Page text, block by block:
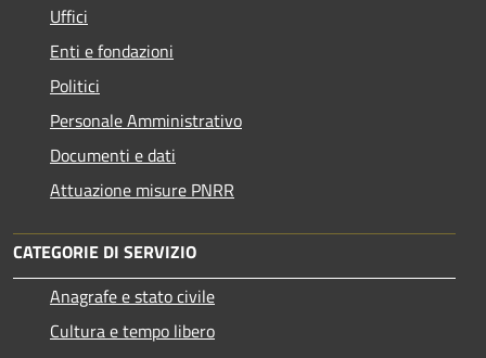
Uffici
Enti e fondazioni
Politici
Personale Amministrativo
Documenti e dati
Attuazione misure PNRR
CATEGORIE DI SERVIZIO
Anagrafe e stato civile
Cultura e tempo libero